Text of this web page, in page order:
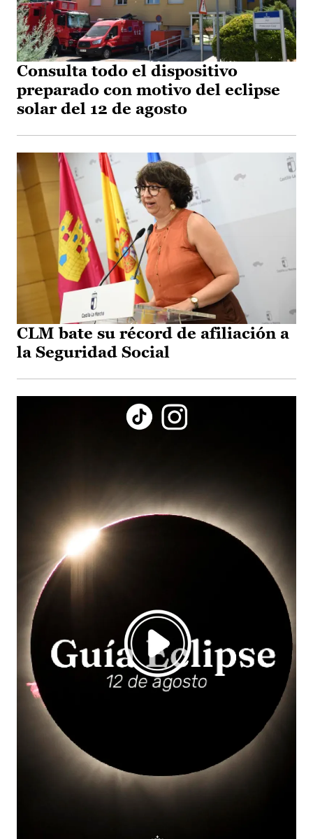
Consulta todo el dispositivo
preparado con motivo del eclipse
solar del 12 de agosto
CLM bate su récord de afiliación a
la Seguridad Social